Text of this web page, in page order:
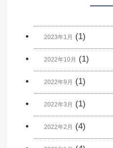
2023年1月 (1)
2022年10月 (1)
2022年9月 (1)
2022年3月 (1)
2022年2月 (4)